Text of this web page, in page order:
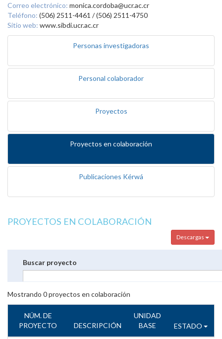
Correo electrónico: monica.cordoba@ucr.ac.cr
Teléfono: (506) 2511-4461 / (506) 2511-4750
Sitio web: www.sibdi.ucr.ac.cr
Personas investigadoras
Personal colaborador
Proyectos
Proyectos en colaboración
Publicaciones Kérwá
PROYECTOS EN COLABORACIÓN
Descargas
Buscar proyecto
Mostrando 0proyectos en colaboración
NÚM. DE
PROYECTO
DESCRIPCIÓN
UNIDAD
BASE
ESTADO